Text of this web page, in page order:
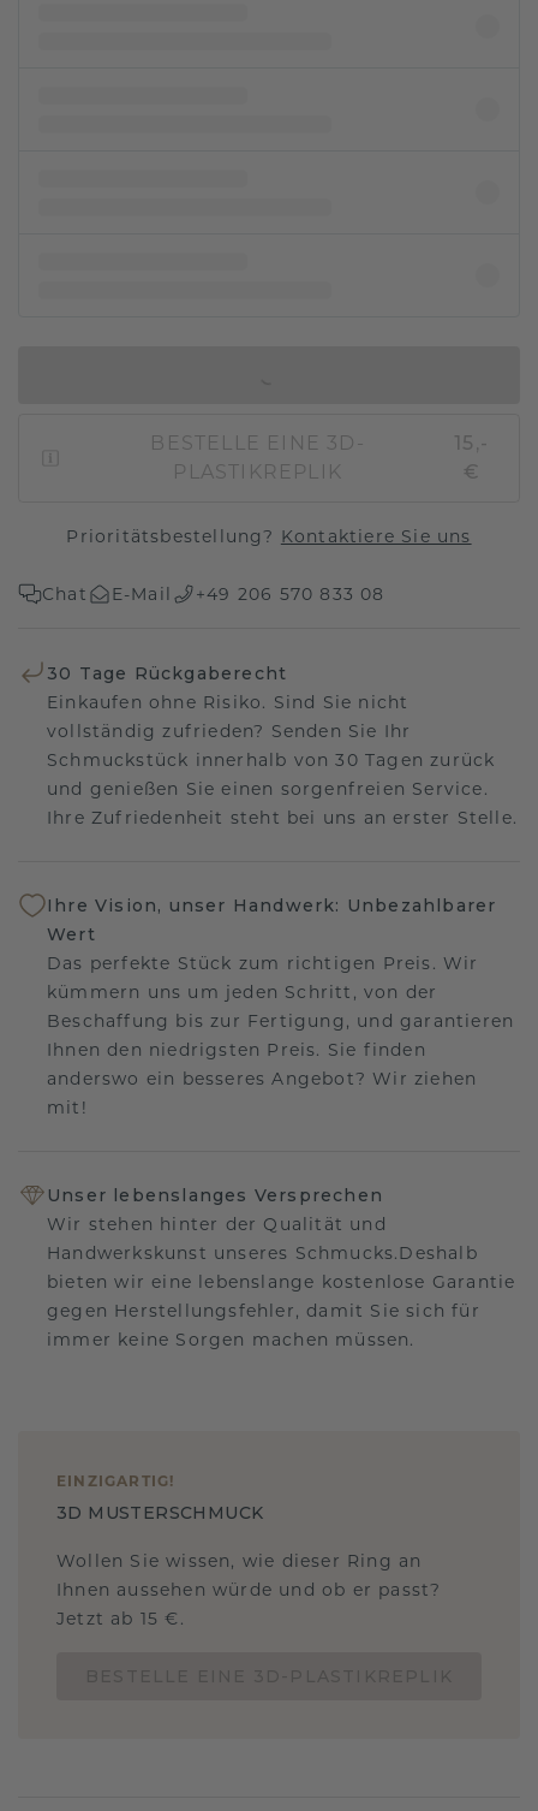
BESTELLE EINE 3D-
PLASTIKREPLIK
15,-
€
Prioritätsbestellung? Kontaktiere Sie uns
Chat E-Mail +49 206 570 833 08
30 Tage Rückgaberecht
Einkaufen ohne Risiko. Sind Sie nicht
vollständig zufrieden? Senden Sie Ihr
Schmuckstück innerhalb von 30 Tagen zurück
und genießen Sie einen sorgenfreien Service.
Ihre Zufriedenheit steht bei uns an erster Stelle.
Ihre Vision, unser Handwerk: Unbezahlbarer
Wert
Das perfekte Stück zum richtigen Preis. Wir
kümmern uns um jeden Schritt, von der
Beschaffung bis zur Fertigung, und garantieren
Ihnen den niedrigsten Preis. Sie finden
anderswo ein besseres Angebot? Wir ziehen
mit!
Unser lebenslanges Versprechen
Wir stehen hinter der Qualität und
Handwerkskunst unseres Schmucks.Deshalb
bieten wir eine lebenslange kostenlose Garantie
gegen Herstellungsfehler, damit Sie sich für
immer keine Sorgen machen müssen.
EINZIGARTIG !
3D MUSTERSCHMUCK
Wollen Sie wissen, wie dieser Ring an
Ihnen aussehen würde und ob er passt?
Jetzt ab 15 €.